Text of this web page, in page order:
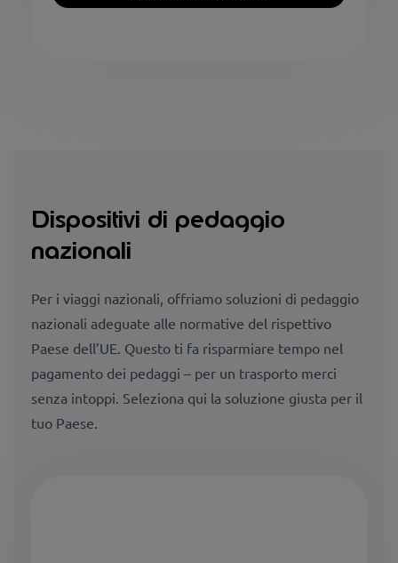
Dispositivi di pedaggio
nazionali
Per i viaggi nazionali, offriamo soluzioni di pedaggio
nazionali adeguate alle normative del rispettivo
Paese dell’UE. Questo ti fa risparmiare tempo nel
pagamento dei pedaggi – per un trasporto merci
senza intoppi. Seleziona qui la soluzione giusta per il
tuo Paese.